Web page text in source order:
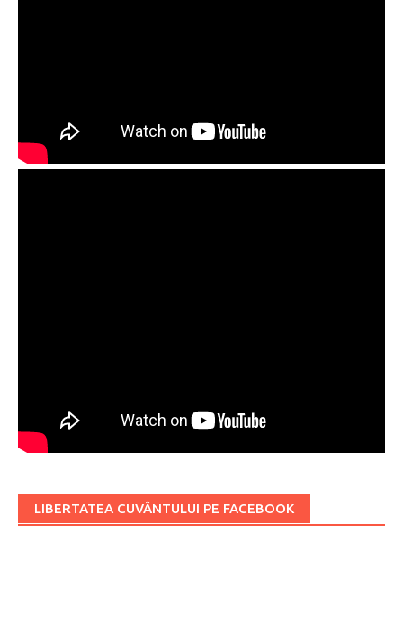
LIBERTATEA CUVÂNTULUI PE FACEBOOK